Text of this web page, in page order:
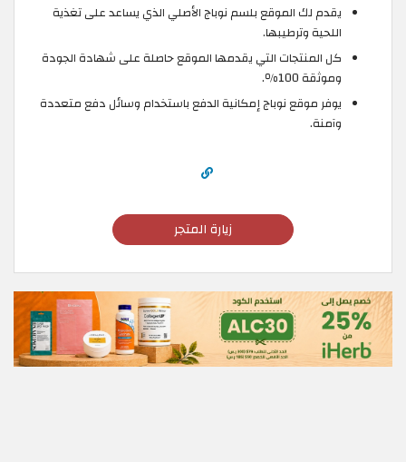
يقدم لك الموقع بلسم نوباج الأصلي الذي يساعد على تغذية
اللحية وترطيبها.
كل المنتجات التي يقدمها الموقع حاصلة على شهادة الجودة
وموثقة 100٪.
يوفر موقع نوباج إمكانية الدفع باستخدام وسائل دفع متعددة
وآمنة.
زيارة المتجر